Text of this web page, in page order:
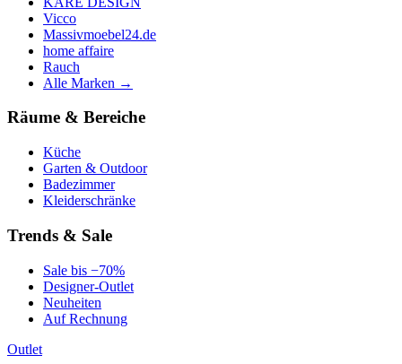
Vicco
Massivmoebel24.de
home affaire
Rauch
Alle Marken →
Räume & Bereiche
Küche
Garten & Outdoor
Badezimmer
Kleiderschränke
Trends & Sale
Sale bis −70%
Designer-Outlet
Neuheiten
Auf Rechnung
Outlet